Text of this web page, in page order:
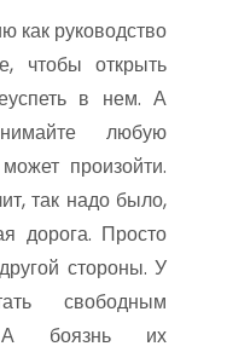
как руководство
чтобы открыть
в нем. А
любую
произойти.
так надо было,
дорога. Просто
стороны. У
свободным
А боязнь их